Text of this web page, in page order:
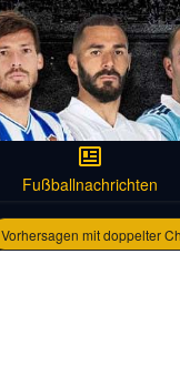
Fußballnachrichten
Vorhersagen mit doppelter